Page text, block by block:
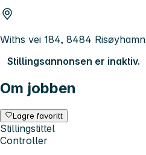
Withs vei 184, 8484 Risøyhamn
Stillingsannonsen er inaktiv.
Om jobben
Lagre favoritt
Stillingstittel
Controller